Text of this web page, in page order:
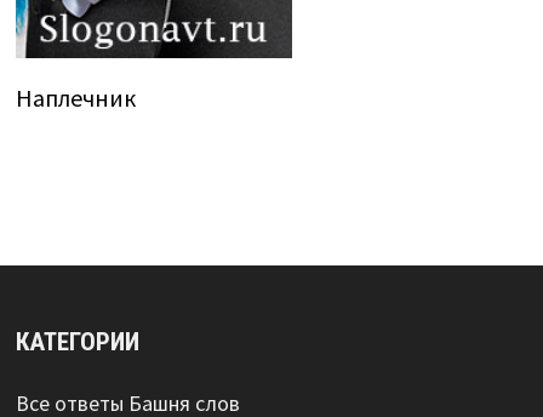
Наплечник
КАТЕГОРИИ
Все ответы Башня слов